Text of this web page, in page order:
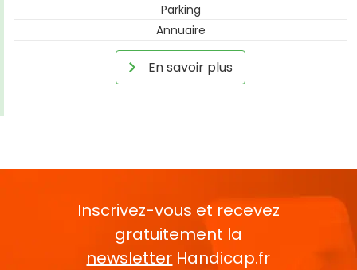
Parking
Annuaire
En savoir plus
Inscrivez-vous et recevez
gratuitement la
newsletter Handicap.fr